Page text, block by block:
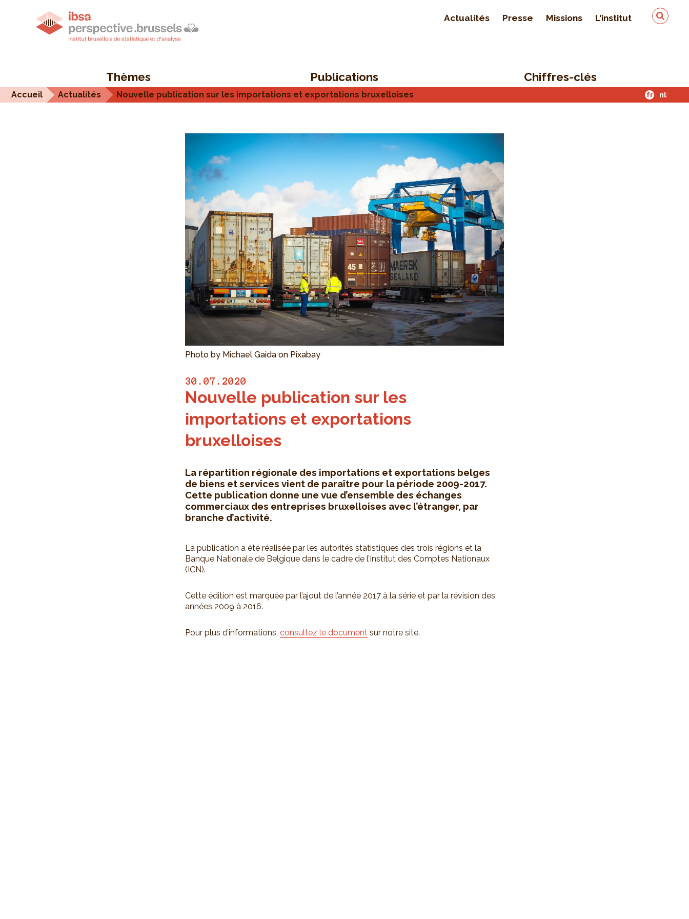
Actualités Presse Missions L'institut
Qualité & sécurité des
Thèmes Publications Chiffres-clés
Accueil Actualités Nouvelle publication sur les importations et exportations bruxelloises fr nl
Photo by Michael Gaida on Pixabay
30.07.2020
Nouvelle publication sur les
importations et exportations
bruxelloises
La répartition régionale des importations et exportations belges
de biens et services vient de paraître pour la période 2009-2017.
Cette publication donne une vue d’ensemble des échanges
commerciaux des entreprises bruxelloises avec l’étranger, par
branche d’activité.
La publication a été réalisée par les autorités statistiques des trois régions et la
Banque Nationale de Belgique dans le cadre de l’Institut des Comptes Nationaux
(ICN).
Cette édition est marquée par l’ajout de l’année 2017 à la série et par la révision des
années 2009 à 2016.
Pour plus d’informations, consultez le document sur notre site.